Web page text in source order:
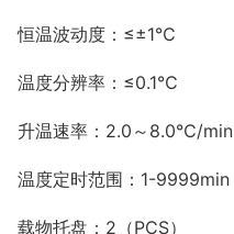
恒温波动度：≤±1℃
温度分辨率：≤0.1℃
升温速率：2.0～8.0℃/min
温度定时范围：1-9999min
载物托盘：2（PCS）